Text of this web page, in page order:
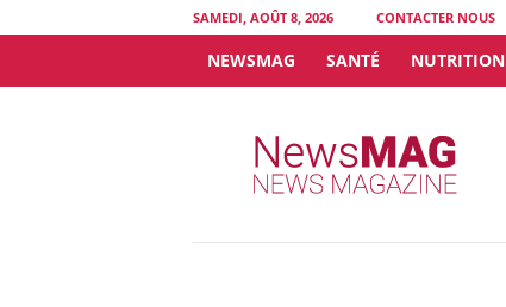
SAMEDI, AOÛT 8, 2026 CONTACTER NOUS
NEWSMAG SANTÉ NUTRITION